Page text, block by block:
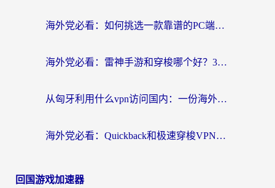
海外党必看：如何挑选一款靠谱的PC端VPN，让回国冲浪不再卡顿
海外党必看：雷神手游和穿梭哪个好？3步教你选对回国加速器（附实测对比）
从匈牙利用什么vpn访问国内：一份海外游子的网络归乡指南
海外党必看：Quickback和极速穿梭VPN好用吗？3步选对回国加速器实现无缝刷国内资源
回国游戏加速器